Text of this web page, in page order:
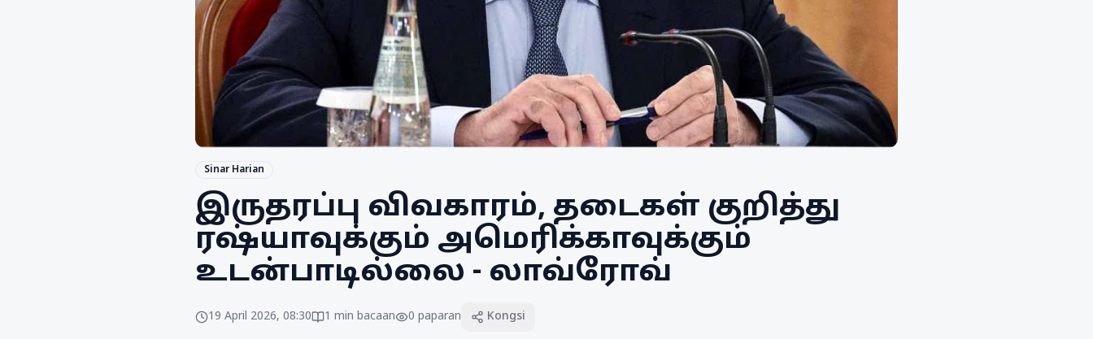
Sinar Harian
இருதரப்பு விவகாரம், தடைகள் குறித்து
ரஷ்யாவுக்கும் அமெரிக்காவுக்கும்
உடன்பாடில்லை - லாவ்ரோவ்
19 April 2026, 08:30 1 min bacaan 0 paparan Kongsi